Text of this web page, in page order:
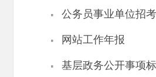
· 公务员事业单位招考
· 网站工作年报
· 基层政务公开事项